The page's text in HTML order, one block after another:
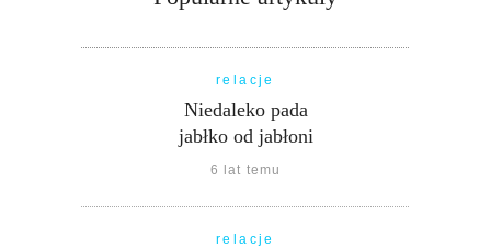
relacje
Niedaleko pada
jabłko od jabłoni
6 lat temu
relacje